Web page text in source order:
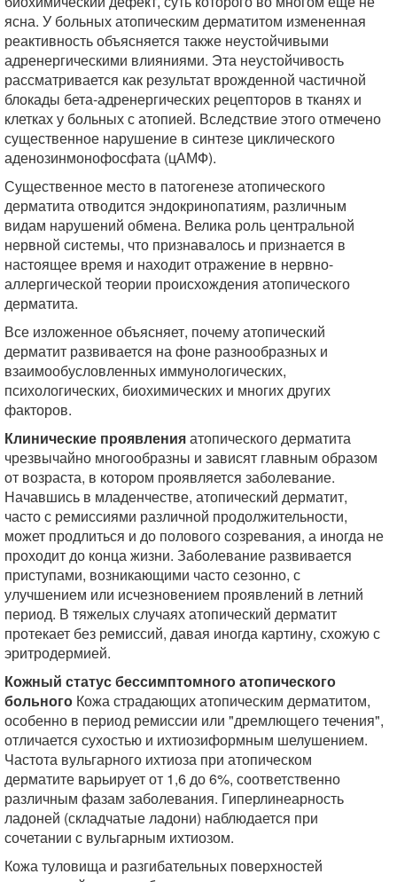
ясна. У больных атопическим дерматитом измененная
реактивность объясняется также неустойчивыми
адренергическими влияниями. Эта неустойчивость
рассматривается как результат врожденной частичной
блокады бета-адренергических рецепторов в тканях и
клетках у больных с атопией. Вследствие этого отмечено
существенное нарушение в синтезе циклического
аденозинмонофосфата (цАМФ).
Существенное место в патогенезе атопического
дерматита отводится эндокринопатиям, различным
видам нарушений обмена. Велика роль центральной
нервной системы, что признавалось и признается в
настоящее время и находит отражение в нервно-
аллергической теории происхождения атопического
дерматита.
Все изложенное объясняет, почему атопический
дерматит развивается на фоне разнообразных и
взаимообусловленных иммунологических,
психологических, биохимических и многих других
факторов.
Клинические проявленияатопического дерматита
чрезвычайно многообразны и зависят главным образом
от возраста, в котором проявляется заболевание.
Начавшись в младенчестве, атопический дерматит,
часто с ремиссиями различной продолжительности,
может продлиться и до полового созревания, а иногда не
проходит до конца жизни. Заболевание развивается
приступами, возникающими часто сезонно, с
улучшением или исчезновением проявлений в летний
период. В тяжелых случаях атопический дерматит
протекает без ремиссий, давая иногда картину, схожую с
эритродермией.
Кожный статус бессимптомного атопического
больного Кожа страдающих атопическим дерматитом,
особенно в период ремиссии или "дремлющего течения",
отличается сухостью и ихтиозиформным шелушением.
Частота вульгарного ихтиоза при атопическом
дерматите варьирует от 1,6 до 6%, соответственно
различным фазам заболевания. Гиперлинеарность
ладоней (складчатые ладони) наблюдается при
сочетании с вульгарным ихтиозом.
Кожа туловища и разгибательных поверхностей